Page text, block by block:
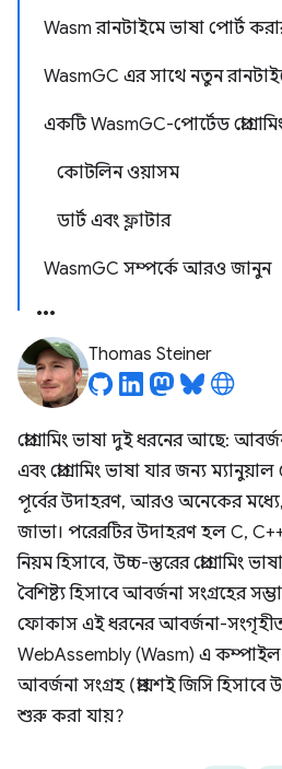
Wasm রানটাইমে ভাষা পোর্ট
WasmGC এর সাথে নতুন রানটাইমে
একটি WasmGC-পোর্টেড
কোটলিন ওয়াসম
ডার্ট এবং ফ্লাটার
WasmGC সম্পর্কে আরও জানুন
Thomas Steiner
প্রোগ্রামিং ভাষা দুই ধরনের আছে:
এবং প্রোগ্রামিং ভাষা যার জন্য ম্যানুয়াল
পূর্বের উদাহরণ, আরও অনেকের
জাভা। পরেরটির উদাহরণ হল C,
নিয়ম হিসাবে, উচ্চ-স্তরের প্রোগ্রামিং
বৈশিষ্ট্য হিসাবে আবর্জনা সংগ্রহের
ফোকাস এই ধরনের আবর্জনা-সংগৃহীত
WebAssembly (Wasm) এ কম্পাইল
আবর্জনা সংগ্রহ (প্রায়শই জিসি হিসাবে
শুরু করা যায়?